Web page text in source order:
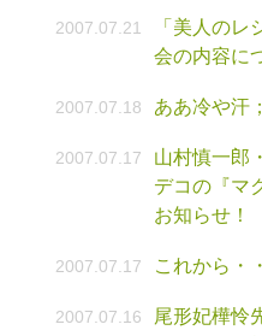
2007.07.21
「美人の
会の内容に
2007.07.18 ああ冷や汗
2007.07.17
山村慎一郎
デコの『マ
お知らせ！
2007.07.17 これから・・
2007.07.16
尾形妃樺怜